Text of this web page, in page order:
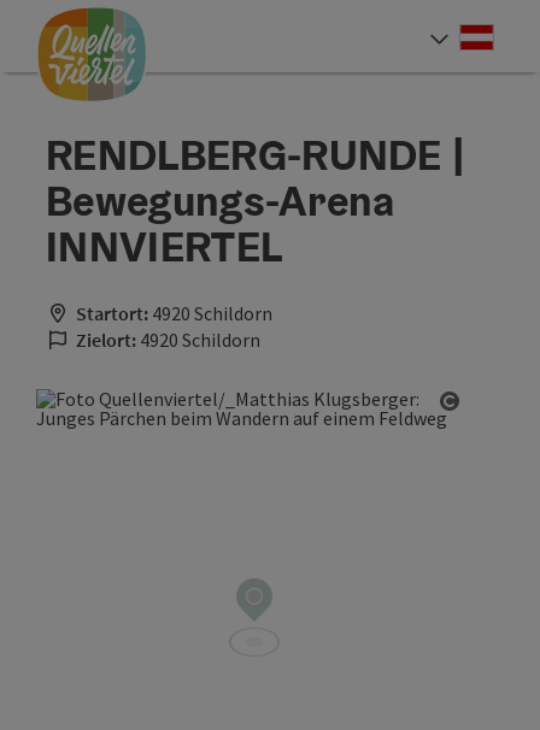
Zum Inhalt
Zur Navigation
Zum Seitenanfang
RENDLBERG-RUNDE |
Bewegungs-Arena
INNVIERTEL
Startort: 4920 Schildorn
Zielort: 4920 Schildorn